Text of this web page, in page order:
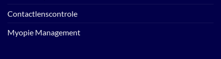
Contactlenscontrole
Myopie Management